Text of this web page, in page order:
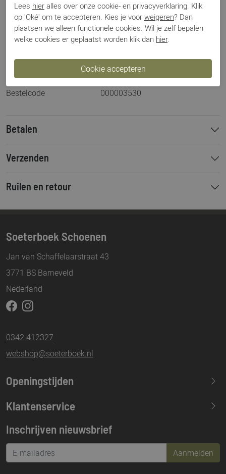
Merk
Floris van Bommel
Artikelnummer
40031 De Drijver
Breedtemaat
H
Los voetbed
Nee
Categorie
Instapper
Beige
Materiaal
Suede
Bestelcode
000003530
Betalen
Verzenden
Ruilen en retour
Soeterboek Schoenen
Jan van Schaffelaarstraat 43
3771 BS Barneveld
Nederland
0342 412327
webshop@soeterboek.nl
Openingstijden
Maandag
13.30-17.30
Woensdag
Donderdag
09.30-17.30
Klantenservice
Inschrijven nieuwsbrief
Aanmelden
Lees hier alles over onze cookie- en privacyverklaring. Klik
op 'Oké' om te accepteren. Kies je voor weigeren? Dan
plaatsen we alleen functionele cookies. Wil je zelf bepalen
welke cookies er geplaatst worden klik dan hier.